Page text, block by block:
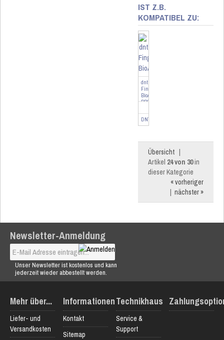
IST Z.B.
KOMPATIBEL ZU:
dnt
Fingerprintcodeschloss
BioAccess
PRO,
DNT000013
Übersicht |
Artikel 24 von 30in
dieser Kategorie
« vorheriger
| nächster »
Newsletter-Anmeldung
Unser Newsletter ist kostenlos und kann
jederzeit wieder abbestellt werden.
Mehr über...
Liefer- und
Versandkosten
Informationen
Kontakt
Sitemap
Technikhaus
Service &
Support